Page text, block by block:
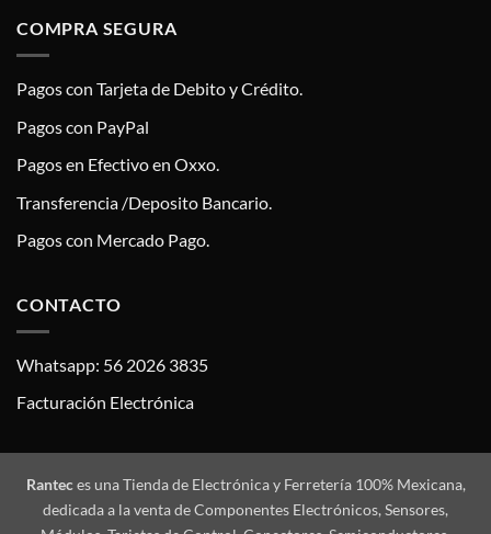
COMPRA SEGURA
Pagos con Tarjeta de Debito y Crédito.
Pagos con PayPal
Pagos en Efectivo en Oxxo.
Transferencia /Deposito Bancario.
Pagos con Mercado Pago.
CONTACTO
Whatsapp: 56 2026 3835
Facturación Electrónica
Ranteces una Tienda de Electrónica y Ferretería 100% Mexicana,
dedicada a la venta de Componentes Electrónicos, Sensores,